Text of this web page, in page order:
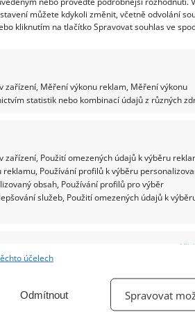
můžete kdykoli změnit, včetně odvolání
kliknutím na tlačítko Spravovat souhlas ve
zařízení, Měření výkonu reklam, Měření výkonu
statistik nebo kombinací údajů z různých
Použití omezených údajů k výběru
Používání profilů k výběru
obsah, Používání profilů pro výběr
služeb, Použití omezených údajů k
přenášených informací.
účelech
Odmítnout Spravovat
doplněna pohybovým
se blížíte ke dveřím. V
a barvou vašeho domu,
pro odložení
svítidla, případně vypadají
několik světelných
velmi úsporné, takže i
rodinných domech bývá
dostatek světla, nechcete
můžete použít i zde
a ne příliš
díky jejich úspornému